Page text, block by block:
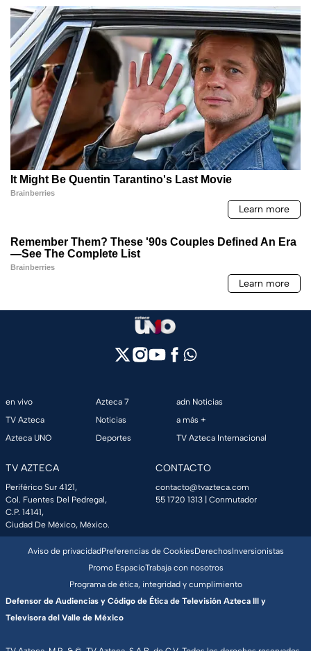
en vivo
TV Azteca
Azteca UNO
Azteca 7
Noticias
Deportes
adn Noticias
a más +
TV Azteca Internacional
TV AZTECA
Periférico Sur 4121,
Col. Fuentes Del Pedregal,
C.P. 14141,
Ciudad De México, México.
CONTACTO
contacto@tvazteca.com
55 1720 1313 | Conmutador
Aviso de privacidadPreferencias de CookiesDerechosInversionistas
Promo EspacioTrabaja con nosotros
Programa de ética, integridad y cumplimiento
Defensor de Audiencias y Código de Ética de Televisión Azteca III y
Televisora del Valle de México